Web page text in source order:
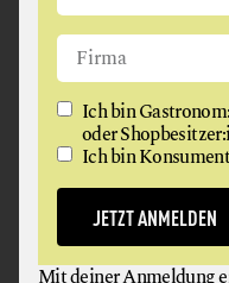
HOTEL NILS
BIOHOTEL FRÜHSTÜCK
Ich bin
oder
Ich bin
JETZT ANMELDEN
Mit deiner Anmeldung